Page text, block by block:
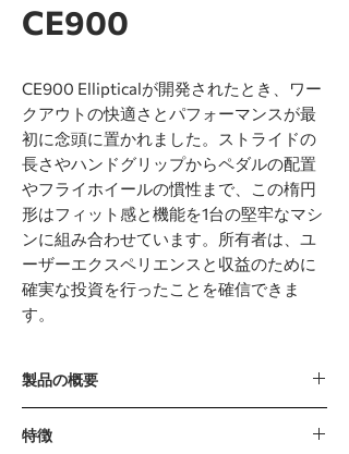
CE900
CE900 Ellipticalが開発されたとき、ワー
クアウトの快適さとパフォーマンスが最
初に念頭に置かれました。ストライドの
長さやハンドグリップからペダルの配置
やフライホイールの慣性まで、この楕円
形はフィット感と機能を1台の堅牢なマシ
ンに組み合わせています。所有者は、ユ
ーザーエクスペリエンスと収益のために
確実な投資を行ったことを確信できま
す。
製品の概要
レタンホイールを備えた長持ちするデ
特徴